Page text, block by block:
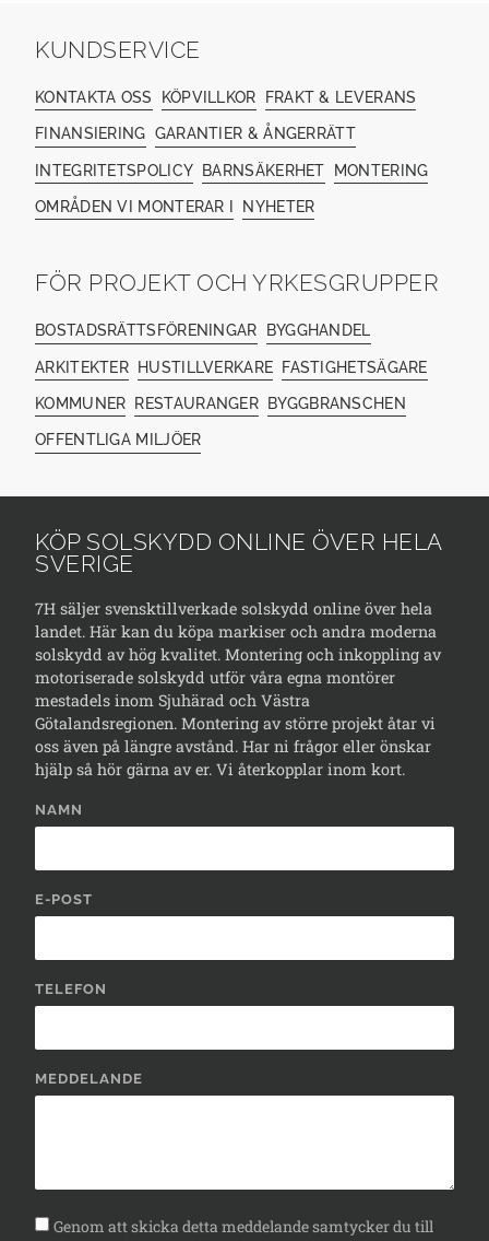
KUNDSERVICE
KONTAKTA OSS KÖPVILLKOR FRAKT & LEVERANS
FINANSIERING GARANTIER & ÅNGERRÄTT
INTEGRITETSPOLICY BARNSÄKERHET MONTERING
OMRÅDEN VI MONTERAR I NYHETER
FÖR PROJEKT OCH YRKESGRUPPER
BOSTADSRÄTTSFÖRENINGAR BYGGHANDEL
ARKITEKTER HUSTILLVERKARE FASTIGHETSÄGARE
KOMMUNER RESTAURANGER BYGGBRANSCHEN
OFFENTLIGA MILJÖER
KÖP SOLSKYDD ONLINE ÖVER HELA
SVERIGE
7H säljer svensktillverkade solskydd online över hela
landet. Här kan du köpa markiser och andra moderna
solskydd av hög kvalitet. Montering och inkoppling av
motoriserade solskydd utför våra egna montörer
mestadels inom Sjuhärad och Västra
Götalandsregionen. Montering av större projekt åtar vi
oss även på längre avstånd. Har ni frågor eller önskar
hjälp så hör gärna av er. Vi återkopplar inom kort.
NAMN
E-POST
TELEFON
MEDDELANDE
Genom att skicka detta meddelande samtycker du till